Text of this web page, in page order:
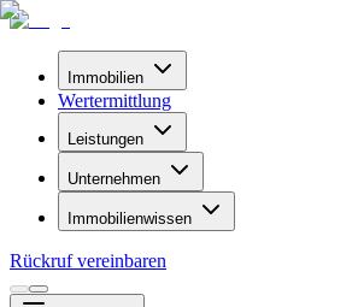
Immobilien
Wertermittlung
Leistungen
Unternehmen
Immobilienwissen
Rückruf vereinbaren